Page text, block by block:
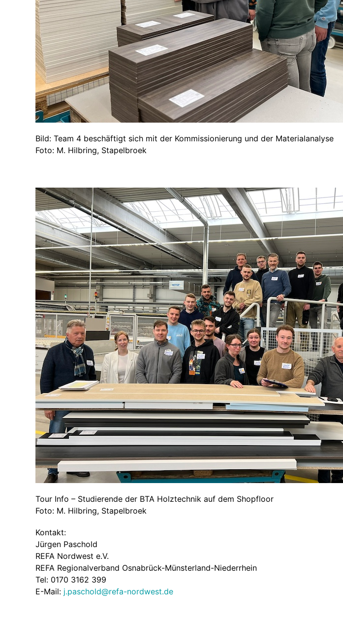
Bild: Team 4 beschäftigt sich mit der Kommissionierung und der Materialanalyse
Foto: M. Hilbring, Stapelbroek
Tour Info – Studierende der BTA Holztechnik auf dem Shopfloor
Foto: M. Hilbring, Stapelbroek
Kontakt:
Jürgen Paschold
REFA Nordwest e.V.
REFA Regionalverband Osnabrück-Münsterland-Niederrhein
Tel: 0170 3162 399
E-Mail: j.paschold@refa-nordwest.de